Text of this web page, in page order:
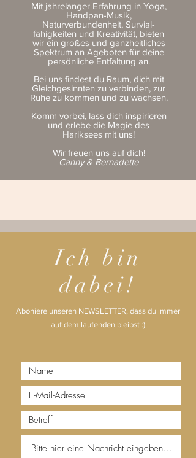
Mit jahrelanger Erfahrung in Yoga,
Handpan-Musik,
Naturverbundenheit, Survial-
fähigkeiten und Kreativität, bieten
wir ein großes und ganzheitliches
Spektrum an Ageboten für deine
persönliche Entfaltung an.
Bei uns findest du Raum, dich mit
Gleichgesinnten zu verbinden, zur
Ruhe zu kommen und zu wachsen.
Komm vorbei, lass dich inspirieren
und erlebe die Magie des
Hariksees mit uns!
Wir freuen uns auf dich!
Canny & Bernadette
Ich bin
dabei!
Aboniere unseren NEWSLETTER, dass du immer
auf dem laufenden bleibst :)